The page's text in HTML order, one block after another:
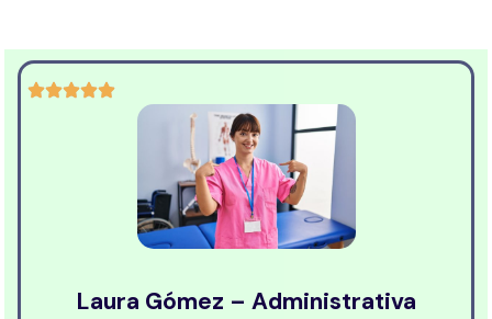
Laura Gómez – Administrativa